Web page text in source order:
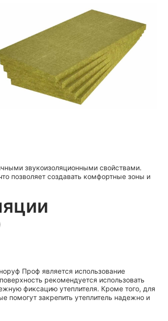
звукоизоляционными свойствами.
позволяет создавать комфортные зоны и
Проф является использование
рекомендуется использовать
фиксацию утеплителя. Кроме того, для
помогут закрепить утеплитель надежно и